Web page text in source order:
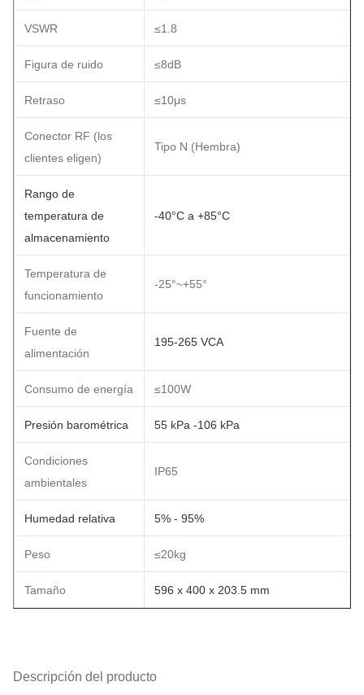
VSWR ≤1.8
Figura de ruido ≤8dB
Retraso ≤10μs
Conector RF (los
clientes eligen)
Tipo N (Hembra)
Rango de
temperatura de
almacenamiento
-40°C a +85°C
Temperatura de
funcionamiento
-25°~+55°
Fuente de
alimentación
195-265 VCA
Consumo de energía ≤100W
Presión barométrica 55 kPa -106 kPa
Condiciones
ambientales
IP65
Humedad relativa 5% - 95%
Peso ≤20kg
Tamaño 596 x 400 x 203.5 mm
Descripción del producto